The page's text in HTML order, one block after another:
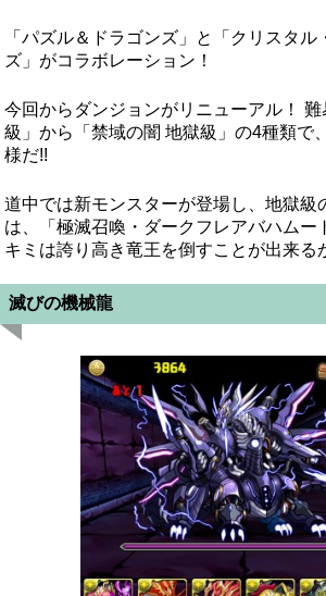
「パズル＆ドラゴンズ」と「クリスタル
ズ」がコラボレーション！
今回からダンジョンがリニューアル！
級」から「禁域の闇 地獄級」の4種類で
様だ!!
道中では新モンスターが登場し、地獄級
は、「極滅召喚・ダークフレアバハムー
キミは誇り高き竜王を倒すことが出来る
滅びの機械龍